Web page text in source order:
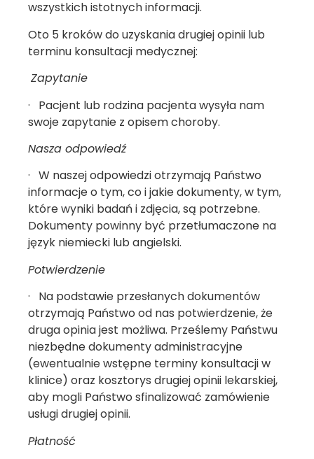
wszystkich istotnych informacji.
Oto 5 kroków do uzyskania drugiej opinii lub
terminu konsultacji medycznej:
Zapytanie
· Pacjent lub rodzina pacjenta wysyła nam
swoje zapytanie z opisem choroby.
Nasza odpowiedź
· W naszej odpowiedzi otrzymają Państwo
informacje o tym, co i jakie dokumenty, w tym,
które wyniki badań i zdjęcia, są potrzebne.
Dokumenty powinny być przetłumaczone na
język niemiecki lub angielski.
Potwierdzenie
· Na podstawie przesłanych dokumentów
otrzymają Państwo od nas potwierdzenie, że
druga opinia jest możliwa. Prześlemy Państwu
niezbędne dokumenty administracyjne
(ewentualnie wstępne terminy konsultacji w
klinice) oraz kosztorys drugiej opinii lekarskiej,
aby mogli Państwo sfinalizować zamówienie
usługi drugiej opinii.
Płatność